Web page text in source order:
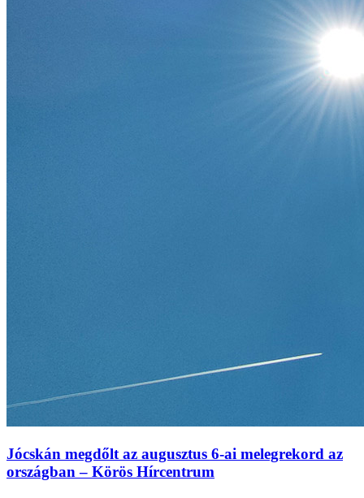
Jócskán megdőlt az augusztus 6-ai melegrekord az
országban – Körös Hírcentrum